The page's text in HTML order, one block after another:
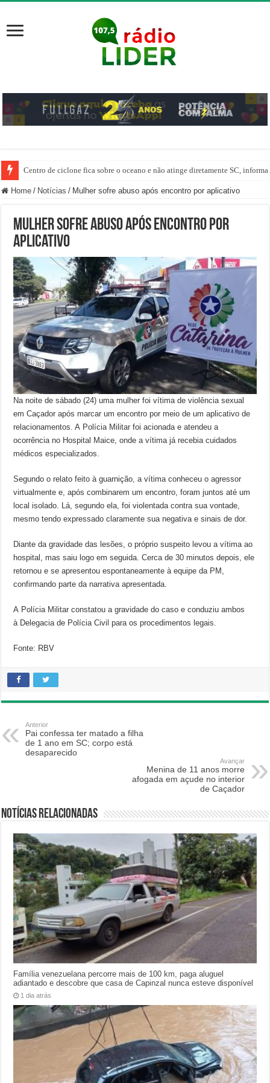
Centro de ciclone fica sobre o oceano e não atinge diretamente SC,
Home / Notícias / Mulher sofre abuso após encontro por aplicativo
Mulher sofre abuso após encontro por
aplicativo
Na noite de sábado (24) uma mulher foi vítima de violência sexual
em Caçador após marcar um encontro por meio de um aplicativo de
relacionamentos. A Polícia Militar foi acionada e atendeu a
ocorrência no Hospital Maice, onde a vítima já recebia cuidados
médicos especializados.
Segundo o relato feito à guarnição, a vítima conheceu o agressor
virtualmente e, após combinarem um encontro, foram juntos até um
local isolado. Lá, segundo ela, foi violentada contra sua vontade,
mesmo tendo expressado claramente sua negativa e sinais de dor.
Diante da gravidade das lesões, o próprio suspeito levou a vítima ao
hospital, mas saiu logo em seguida. Cerca de 30 minutos depois, ele
retornou e se apresentou espontaneamente à equipe da PM,
confirmando parte da narrativa apresentada.
A Polícia Militar constatou a gravidade do caso e conduziu ambos
à Delegacia de Polícia Civil para os procedimentos legais.
Fonte: RBV
Anterior
Pai confessa ter matado a filha
de 1 ano em SC; corpo está
desaparecido
Avançar
Menina de 11 anos morre
afogada em açude no interior
de Caçador
Notícias relacionadas
Família venezuelana percorre mais de 100 km, paga aluguel
adiantado e descobre que casa de Capinzal nunca esteve disponível
1 dia atrás